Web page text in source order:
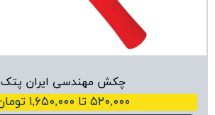
چکش مهندسی ایران پتک
۵۲۰,۰۰۰ تا ۱,۶۵۰,۰۰۰ تومان